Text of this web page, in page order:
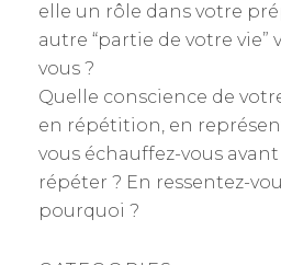
elle un rôle dans votre
autre “partie de votre vie”
vous ?
Quelle conscience de
en répétition, en
vous échauffez-vous
répéter ? En ressentez-
pourquoi ?